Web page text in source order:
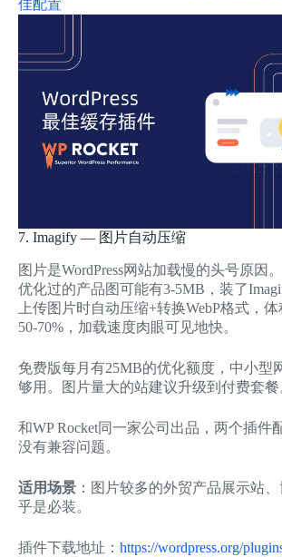
佳配置
7. Imagify — 图片自动压缩
图片是WordPress网站加载慢的头号原因
优化过的产品图可能有3-5MB，装了
上传图片时自动压缩+转换WebP格式，
50-70%，加载速度肉眼可见地快。
免费版每月有25MB的优化额度，中小型
够用。图片量大的站建议升级到付费套餐
和WP Rocket同一家公司出品，两个插件
没有兼容问题。
适用场景 ：图片较多的外贸产品展示站
乎是必装。
插件下载地址： https://wordpress.org/